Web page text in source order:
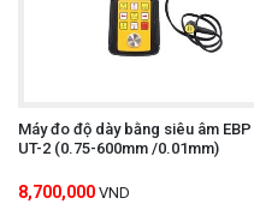
thông số kỹ thuật về
T UT306S
Máy đo độ dày bằng siêu âm EBP
UT-2 (0.75-600mm /0.01mm)
8,700,000 VND